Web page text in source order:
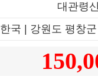
대관령
한국 | 강원도 평창